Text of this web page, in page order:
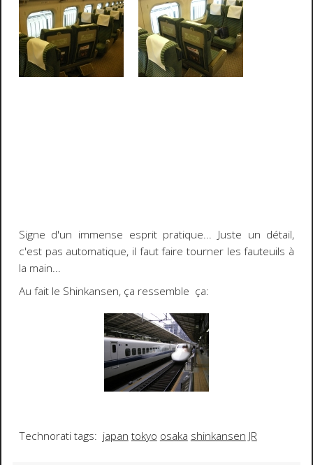
Signe d'un immense esprit pratique... Juste un détail,
c'est pas automatique, il faut faire tourner les fauteuils à
la main...
Au fait le Shinkansen, ça ressemble ça:
Technorati tags: japan tokyo osaka shinkansen JR